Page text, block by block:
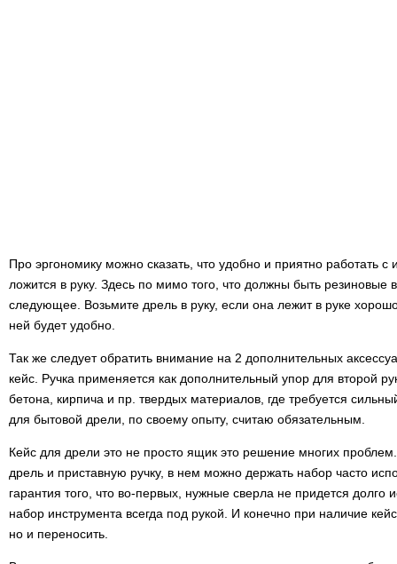
Про эргономику можно сказать, что удобно и приятно работать
ложится в руку. Здесь по мимо того, что должны быть резиновые
следующее. Возьмите дрель в руку, если она лежит в руке
ней будет удобно.
Так же следует обратить внимание на 2 дополнительных
кейс. Ручка применяется как дополнительный упор для второй
бетона, кирпича и пр. твердых материалов, где требуется
для бытовой дрели, по своему опыту, считаю обязательным.
Кейс для дрели это не просто ящик это решение многих
дрель и приставную ручку, в нем можно держать набор часто
гарантия того, что во-первых, нужные сверла не придется долго
набор инструмента всегда под рукой. И конечно при наличие
но и переносить.